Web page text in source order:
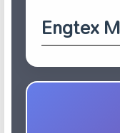
Engtex